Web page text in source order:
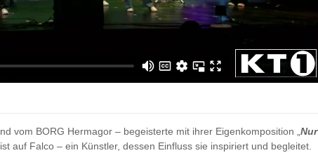
vom BORG Hermagor – begeisterte mit ihrer Eigenkomposition „Nur
auf Falco – ein Künstler, dessen Einfluss sie inspiriert und begleitet.